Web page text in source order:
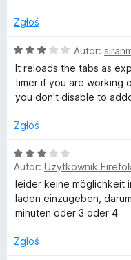
f
r
s
h
5
5
Zgłoś
O
c
e
n
:
/
5
Autor:
It reloads the tabs as
timer if you are working
you don't disable to
Zgłoś
O
c
e
n
a
3
Autor: Użytkownik
leider keine möglichkeit
laden einzugeben,
minuten oder 3 oder 4
Zgłoś